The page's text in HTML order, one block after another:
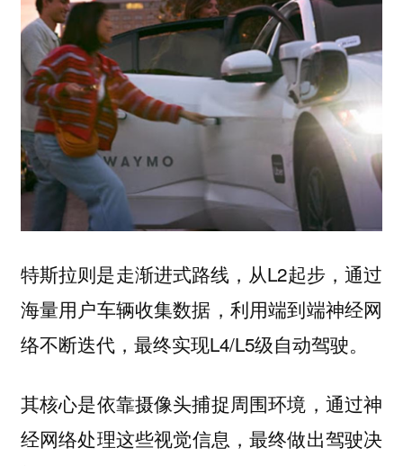
特斯拉则是走渐进式路线 ，从L2起步，通过
海量用户车辆收集数据，利用端到端神经网
络不断迭代，最终实现L4/L5级自动驾驶。
其核心是依靠摄像头捕捉周围环境，通过神
经网络处理这些视觉信息，最终做出驾驶决